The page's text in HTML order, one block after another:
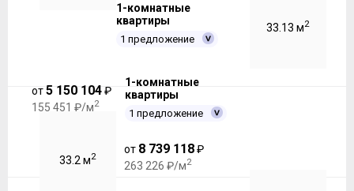
1-комнатные
квартиры
1 предложение
33.13 м2
от5 150 104₽
155 451 ₽/м2
1-комнатные
квартиры
1 предложение
33.2 м2
от 8 739 118₽
263 226 ₽/м2